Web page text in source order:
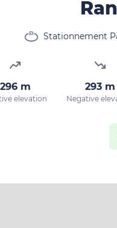
Stationnement
296 m
elevation
293 m
Negative